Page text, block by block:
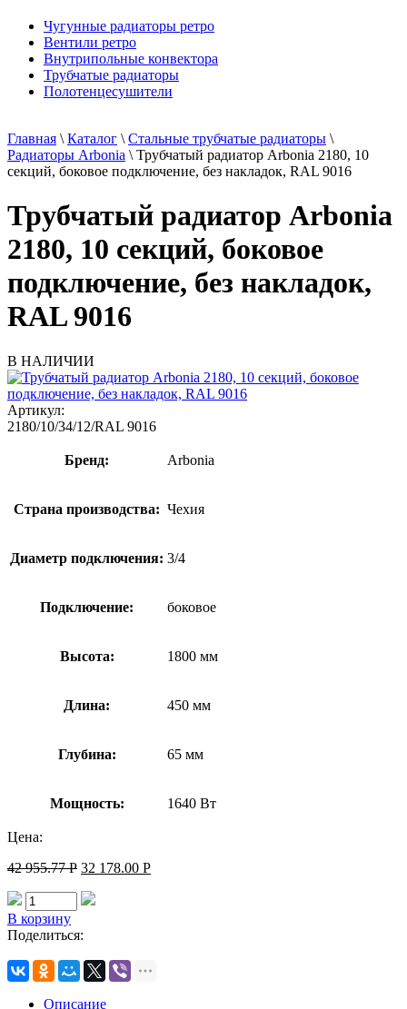
Чугунные радиаторы ретро
Вентили ретро
Внутрипольные конвектора
Трубчатые радиаторы
Полотенцесушители
Главная \ Каталог \ Стальные трубчатые радиаторы \
Радиаторы Arbonia \ Трубчатый радиатор Arbonia 2180, 10
секций, боковое подключение, без накладок, RAL 9016
Трубчатый радиатор Arbonia
2180, 10 секций, боковое
подключение, без накладок,
RAL 9016
В НАЛИЧИИ
Артикул:
2180/10/34/12/RAL 9016
Бренд: Arbonia
Страна производства: Чехия
Диаметр подключения: 3/4
Подключение: боковое
Высота: 1800 мм
Длина: 450 мм
Глубина: 65 мм
Мощность: 1640 Вт
Цена:
42 955.77Р 32 178.00 Р
В корзину
Поделиться:
Описание